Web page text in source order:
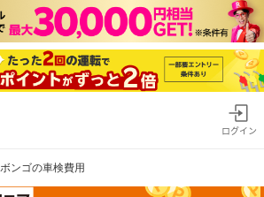
ログイン
ボンゴの車検費用